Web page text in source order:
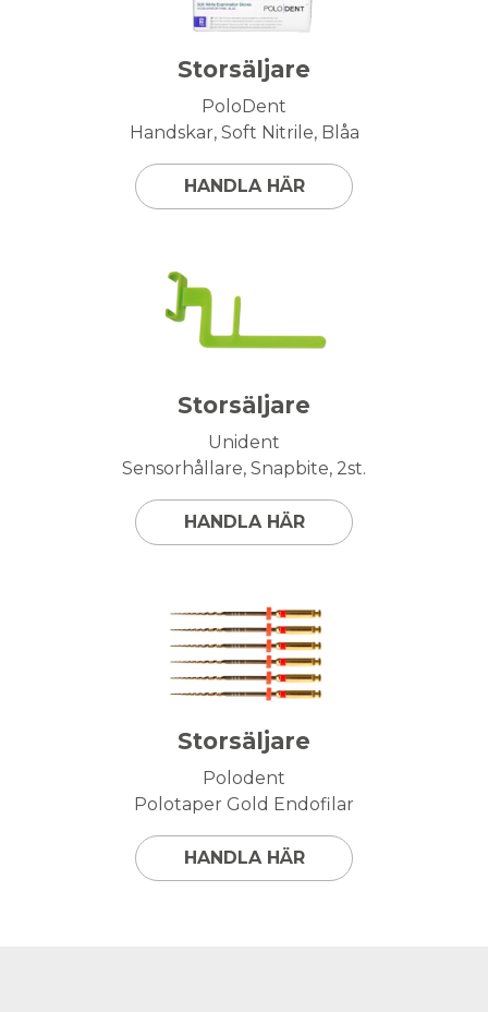
Storsäljare
PoloDent
Handskar, Soft Nitrile, Blåa
HANDLA HÄR
Storsäljare
Unident
Sensorhållare, Snapbite, 2st.
HANDLA HÄR
Storsäljare
Polodent
Polotaper Gold Endofilar
HANDLA HÄR